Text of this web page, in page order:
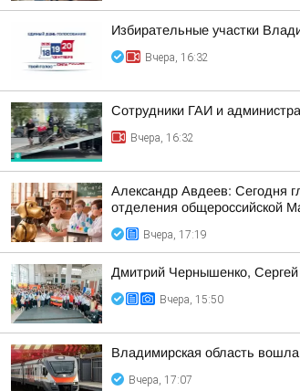
Избирательные участки
Вчера, 16:32
Сотрудники ГАИ и
Вчера, 16:32
Александр Авдеев: Сегодня
отделения общероссийской
Вчера, 17:19
Дмитрий Чернышенко, Сергей
Вчера, 15:50
Владимирская область
Вчера, 17:07